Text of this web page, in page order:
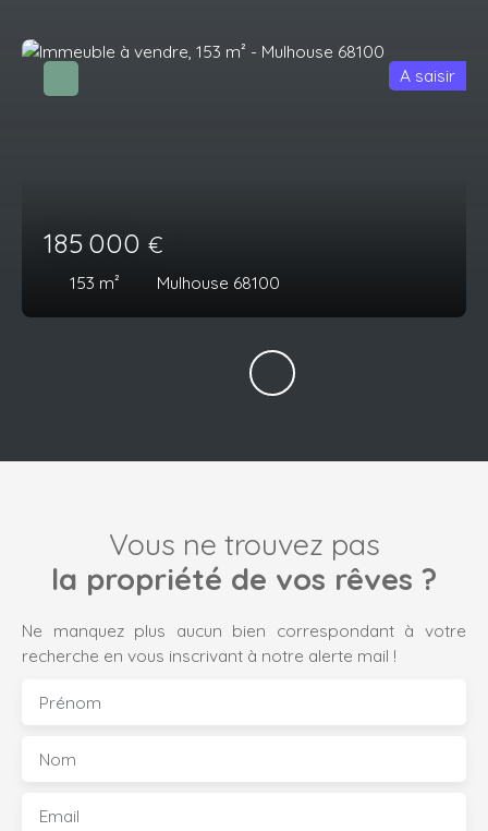
185 000 €
153 m² Mulhouse 68100
A saisir
Vous ne trouvez pas
la propriété de vos rêves ?
Ne manquez plus aucun bien correspondant à votre
recherche en vous inscrivant à notre alerte mail !
Prénom
Nom
Email